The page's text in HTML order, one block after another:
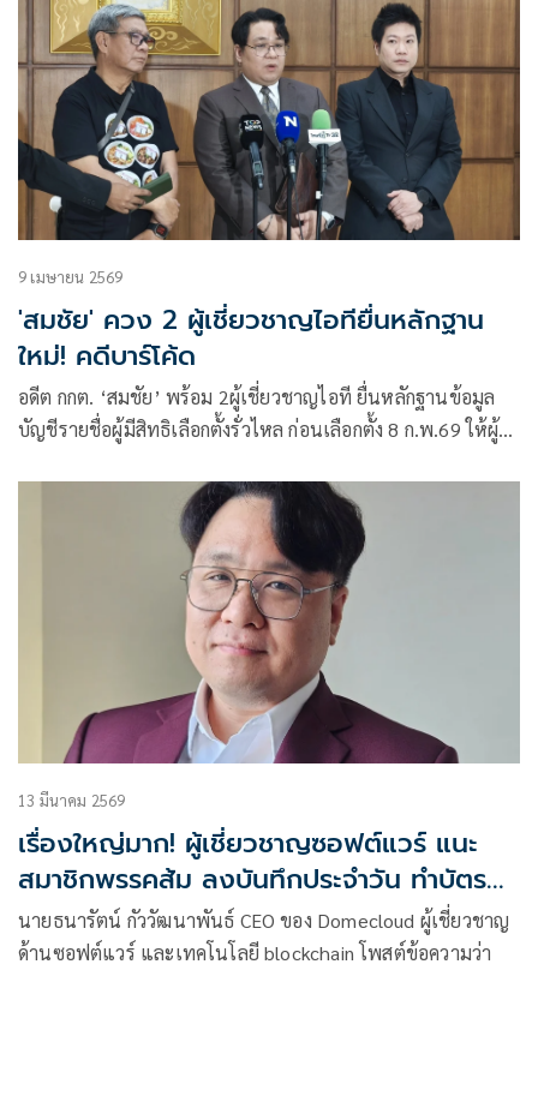
9 เมษายน 2569
'สมชัย' ควง 2 ผู้เชี่ยวชาญไอทียื่นหลักฐาน
ใหม่! คดีบาร์โค้ด
อดีต กกต. ‘สมชัย’ พร้อม 2ผู้เชี่ยวชาญไอที ยื่นหลักฐานข้อมูล
บัญชีรายชื่อผู้มีสิทธิเลือกตั้งรั่วไหล ก่อนเลือกตั้ง 8 ก.พ.69 ให้ผู้
13 มีนาคม 2569
เรื่องใหญ่มาก! ผู้เชี่ยวชาญซอฟต์แวร์ แนะ
สมาชิกพรรคส้ม ลงบันทึกประจำวัน ทำบัตร
ปชช.ใหม่ด้วย
นายธนารัตน์ กัววัฒนาพันธ์ CEO ของ Domecloud ผู้เชี่ยวชาญ
ด้านซอฟต์แวร์ และเทคโนโลยี blockchain โพสต์ข้อความว่า